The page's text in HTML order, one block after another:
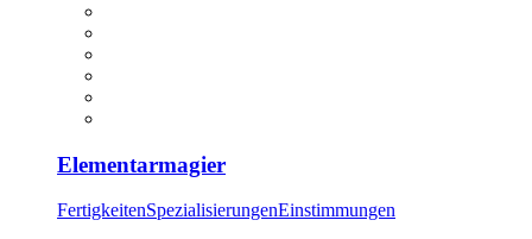
Elementarmagier
FertigkeitenSpezialisierungenEinstimmungen